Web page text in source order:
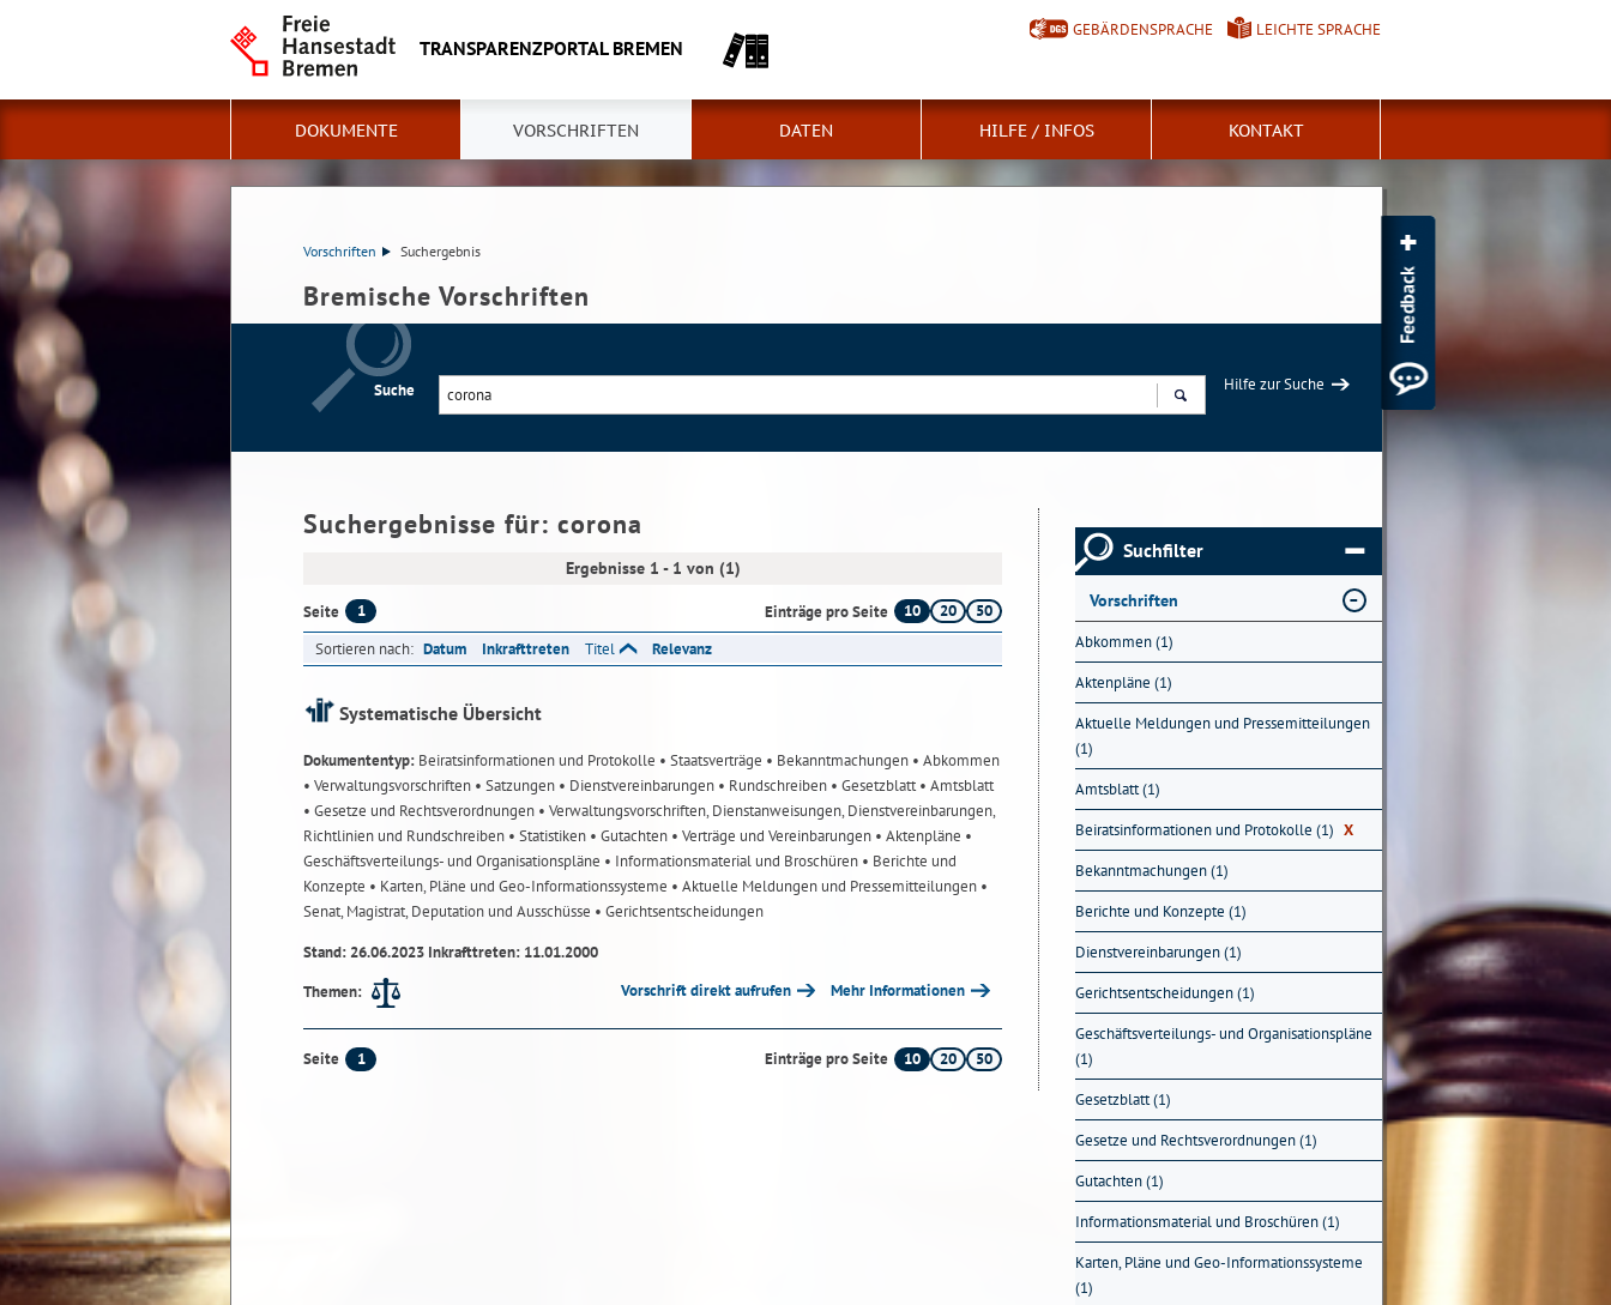
TRANSPARENZPORTAL BREMEN
GEBÄRDENSPRACHE LEICHTE SPRACHE
DOKUMENTE VORSCHRIFTEN DATEN HILFE / INFOS KONTAKT
Vorschriften Suchergebnis
Bremische Vorschriften
Suche
Hilfe zur Suche
Suchergebnisse für: corona
Ergebnisse 1 - 1 von (1)
Seite 1 Einträge pro Seite 10 20
50
Sortieren nach: Datum Inkrafttreten Titel Relevanz
Systematische Übersicht
Dokumententyp: Beiratsinformationen und Protokolle • Staatsverträge • Bekanntmachungen • Abkommen
• Verwaltungsvorschriften • Satzungen • Dienstvereinbarungen • Rundschreiben • Gesetzblatt• Amtsblatt
• Gesetze und Rechtsverordnungen • Verwaltungsvorschriften, Dienstanweisungen, Dienstvereinbarungen,
Richtlinien und Rundschreiben • Statistiken • Gutachten • Verträge und Vereinbarungen • Aktenpläne •
Geschäftsverteilungs- und Organisationspläne • Informationsmaterial und Broschüren • Berichte und
Konzepte • Karten, Pläne und Geo-Informationssysteme • Aktuelle Meldungen und Pressemitteilungen •
Senat, Magistrat, Deputation und Ausschüsse • Gerichtsentscheidungen
Stand: 26.06.2023 Inkrafttreten: 11.01.2000
Themen:
Vorschrift direkt aufrufen Mehr Informationen
Seite 1 Einträge pro Seite 10 20 50
Suchfilter
Vorschriften
Abkommen (1)
Aktenpläne (1)
Aktuelle Meldungen und Pressemitteilungen
(1)
Amtsblatt (1)
Beiratsinformationen und Protokolle (1) X
Bekanntmachungen (1)
Berichte und Konzepte (1)
Dienstvereinbarungen (1)
Gerichtsentscheidungen (1)
Geschäftsverteilungs- und Organisationspläne
(1)
Gesetzblatt (1)
Gesetze und Rechtsverordnungen (1)
Gutachten (1)
Informationsmaterial und Broschüren (1)
Karten, Pläne und Geo-Informationssysteme
(1)